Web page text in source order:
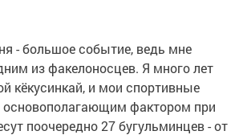
- большое событие, ведь мне
из факелоносцев. Я много лет
кёкусинкай, и мои спортивные
основополагающим фактором при
поочередно 27 бугульминцев - от